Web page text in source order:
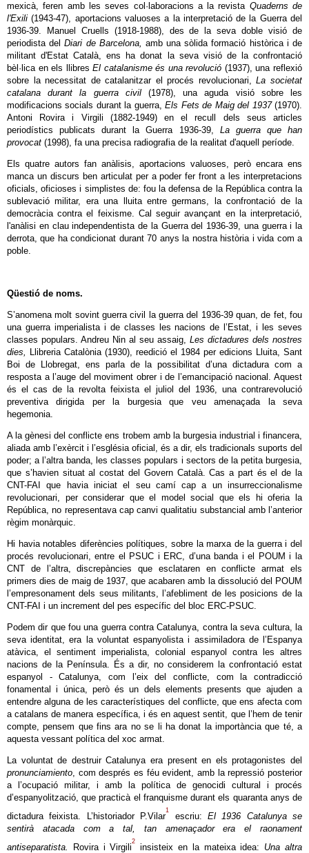
mexicà, feren amb les seves col·laboracions a la revista Quaderns de
l'Exili(1943-47), aportacions valuoses a la interpretació de la Guerra del
1936-39. Manuel Cruells (1918-1988), des de la seva doble visió de
periodista delDiari de Barcelona, amb una sòlida formació històrica i de
militant d'Estat Català, ens ha donat la seva visió de la confrontació
bèl·lica en els llibresEl catalanisme és una revolució (1937), una reflexió
sobre la necessitat de catalanitzar el procés revolucionari,La societat
catalana durant la guerra civil(1978), una aguda visió sobre les
modificacions socials durant la guerra,Els Fets de Maig del 1937(1970).
Antoni Rovira i Virgili (1882-1949) en el recull dels seus articles
periodístics publicats durant la Guerra 1936-39, La guerra que han
provocat (1998), fa una precisa radiografia de la realitat d'aquell període.
Els quatre autors fan anàlisis, aportacions valuoses, però encara ens
manca un discurs ben articulat per a poder fer front a les interpretacions
oficials, oficioses i simplistes de: fou la defensa de la República contra la
sublevació militar, era una lluita entre germans, la confrontació de la
democràcia contra el feixisme. Cal seguir avançant en la interpretació,
l'anàlisi en clau independentista de la Guerra del 1936-39, una guerra i la
derrota, que ha condicionat durant 70 anys la nostra història i vida com a
poble.
Qüestió de noms.
S’anomena molt sovint guerra civil la guerra del 1936-39 quan, de fet, fou
una guerra imperialista i de classes les nacions de l’Estat, i les seves
classes populars. Andreu Nin al seu assaig, Les dictadures dels nostres
dies, Llibreria Catalònia (1930), reedició el 1984 per edicions Lluita, Sant
Boi de Llobregat, ens parla de la possibilitat d’una dictadura com a
resposta a l’auge del moviment obrer i de l’emancipació nacional. Aquest
és el cas de la revolta feixista el juliol del 1936, una contrarevolució
preventiva dirigida per la burgesia que veu amenaçada la seva
hegemonia.
A la gènesi del conflicte ens trobem amb la burgesia industrial i financera,
aliada amb l’exèrcit i l’església oficial, és a dir, els tradicionals suports del
poder; a l’altra banda, les classes populars i sectors de la petita burgesia,
que s’havien situat al costat del Govern Català. Cas a part és el de la
CNT-FAI que havia iniciat el seu camí cap a un insurreccionalisme
revolucionari, per considerar que el model social que els hi oferia la
República, no representava cap canvi qualitatiu substancial amb l’anterior
règim monàrquic.
Hi havia notables diferències polítiques, sobre la marxa de la guerra i del
procés revolucionari, entre el PSUC i ERC, d’una banda i el POUM i la
CNT de l’altra, discrepàncies que esclataren en conflicte armat els
primers dies de maig de 1937, que acabaren amb la dissolució del POUM
l’empresonament dels seus militants, l’afebliment de les posicions de la
CNT-FAI i un increment del pes específic del bloc ERC-PSUC.
Podem dir que fou una guerra contra Catalunya, contra la seva cultura, la
seva identitat, era la voluntat espanyolista i assimiladora de l’Espanya
atàvica, el sentiment imperialista, colonial espanyol contra les altres
nacions de la Península. És a dir, no considerem la confrontació estat
espanyol - Catalunya, com l’eix del conflicte, com la contradicció
fonamental i única, però és un dels elements presents que ajuden a
entendre alguna de les característiques del conflicte, que ens afecta com
a catalans de manera específica, i és en aquest sentit, que l’hem de tenir
compte, pensem que fins ara no se li ha donat la importància que té, a
aquesta vessant política del xoc armat.
La voluntat de destruir Catalunya era present en els protagonistes del
pronunciamiento, com després es féu evident, amb la repressió posterior
a l’ocupació militar, i amb la política de genocidi cultural i procés
d’espanyolització, que practicà el franquisme durant els quaranta anys de
dictadura feixista. L’historiador P.Vilar
1
escriu: El 1936 Catalunya se
sentirà atacada com a tal, tan amenaçador era el raonament
antiseparatista.
Rovira i Virgili
2
insisteix en la mateixa idea: Una altra